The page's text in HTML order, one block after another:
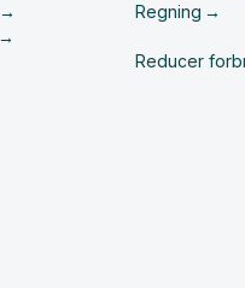
Regning
Reducer